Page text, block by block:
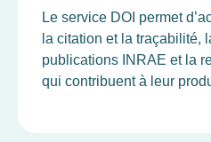
Le service DOI permet
la citation et la traçabilité,
publications INRAE et la
qui contribuent à leur